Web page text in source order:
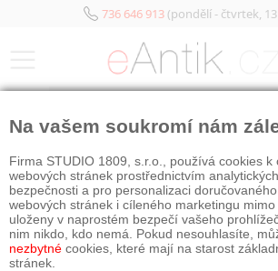
736 646 913(pondělí - čtvrtek, 13
Na vašem soukromí nám
Firma STUDIO 1809, s.r.o., používá cookies k
webových stránek prostřednictvím
bezpečnosti a pro personalizaci
webových stránek i cíleného marketingu
uloženy v naprostém bezpečí vašeho
nim nikdo, kdo nemá. Pokud nesouhlasíte,
nezbytné cookies, které mají na starost
stránek.